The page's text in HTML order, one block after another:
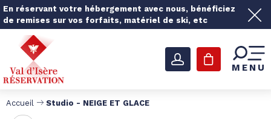
En réservant votre hébergement avec nous, bénéficiez
de remises sur vos forfaits, matériel de ski, etc
MENU
Accueil Studio - NEIGE ET GLACE